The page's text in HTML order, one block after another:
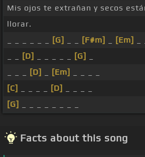
Mis ojos te extrañan y secos
llorar.
[G] [F#m] [Em]
[D] [G]
[D] [Em]
[C]
[D]
[G]
Facts about this song